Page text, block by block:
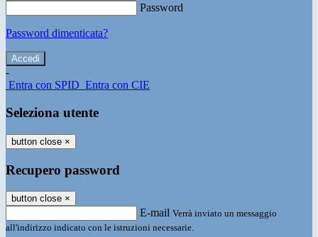
Password
Password dimenticata?
-
Entra con SPID Entra con CIE
Seleziona utente
button close ×
Recupero password
button close ×
E-mail Verrà inviato un messaggio
all'indirizzo indicato con le istruzioni necessarie.